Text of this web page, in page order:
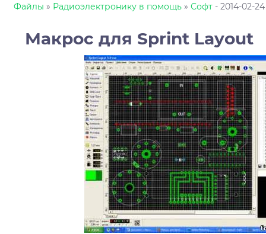
Файлы » Радиоэлектронику в помощь » Софт - 2014-02-24
Макрос для Sprint Layout